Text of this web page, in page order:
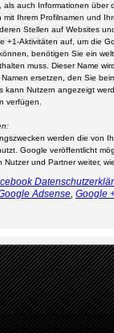
auch Informationen über
Ihrem Profilnamen und
Stellen auf Websites
+1-Aktivitäten auf, um die
benötigen Sie ein
muss. Dieser Name
ersetzen, den Sie
kann Nutzern angezeigt
verfügen.
werden die von
Google veröffentlicht
und Partner weiter,
Adsense, Google